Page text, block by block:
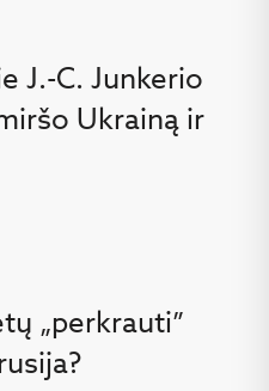
J.-C. Junkerio
Ukrainą ir
„perkrauti”